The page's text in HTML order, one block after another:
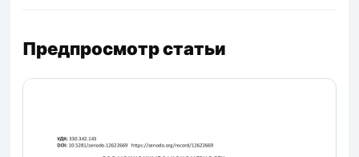
Предпросмотр статьи